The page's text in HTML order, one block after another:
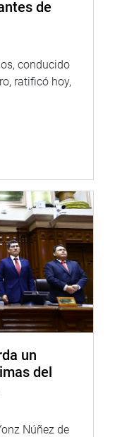
compromiso y
adelante, más allá
tener”,
logramos
el trabajo
de
conducido
ratificó hoy,
un
del
Núñez de